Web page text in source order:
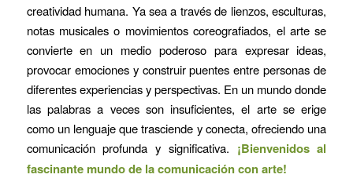
creatividad humana. Ya sea a través de lienzos, esculturas,
notas musicales o movimientos coreografiados, el arte se
convierte en un medio poderoso para expresar ideas,
provocar emociones y construir puentes entre personas de
diferentes experiencias y perspectivas. En un mundo donde
las palabras a veces son insuficientes, el arte se erige
como un lenguaje que trasciende y conecta, ofreciendo una
comunicación profunda y significativa. ¡Bienvenidos al
fascinante mundo de la comunicación con arte!